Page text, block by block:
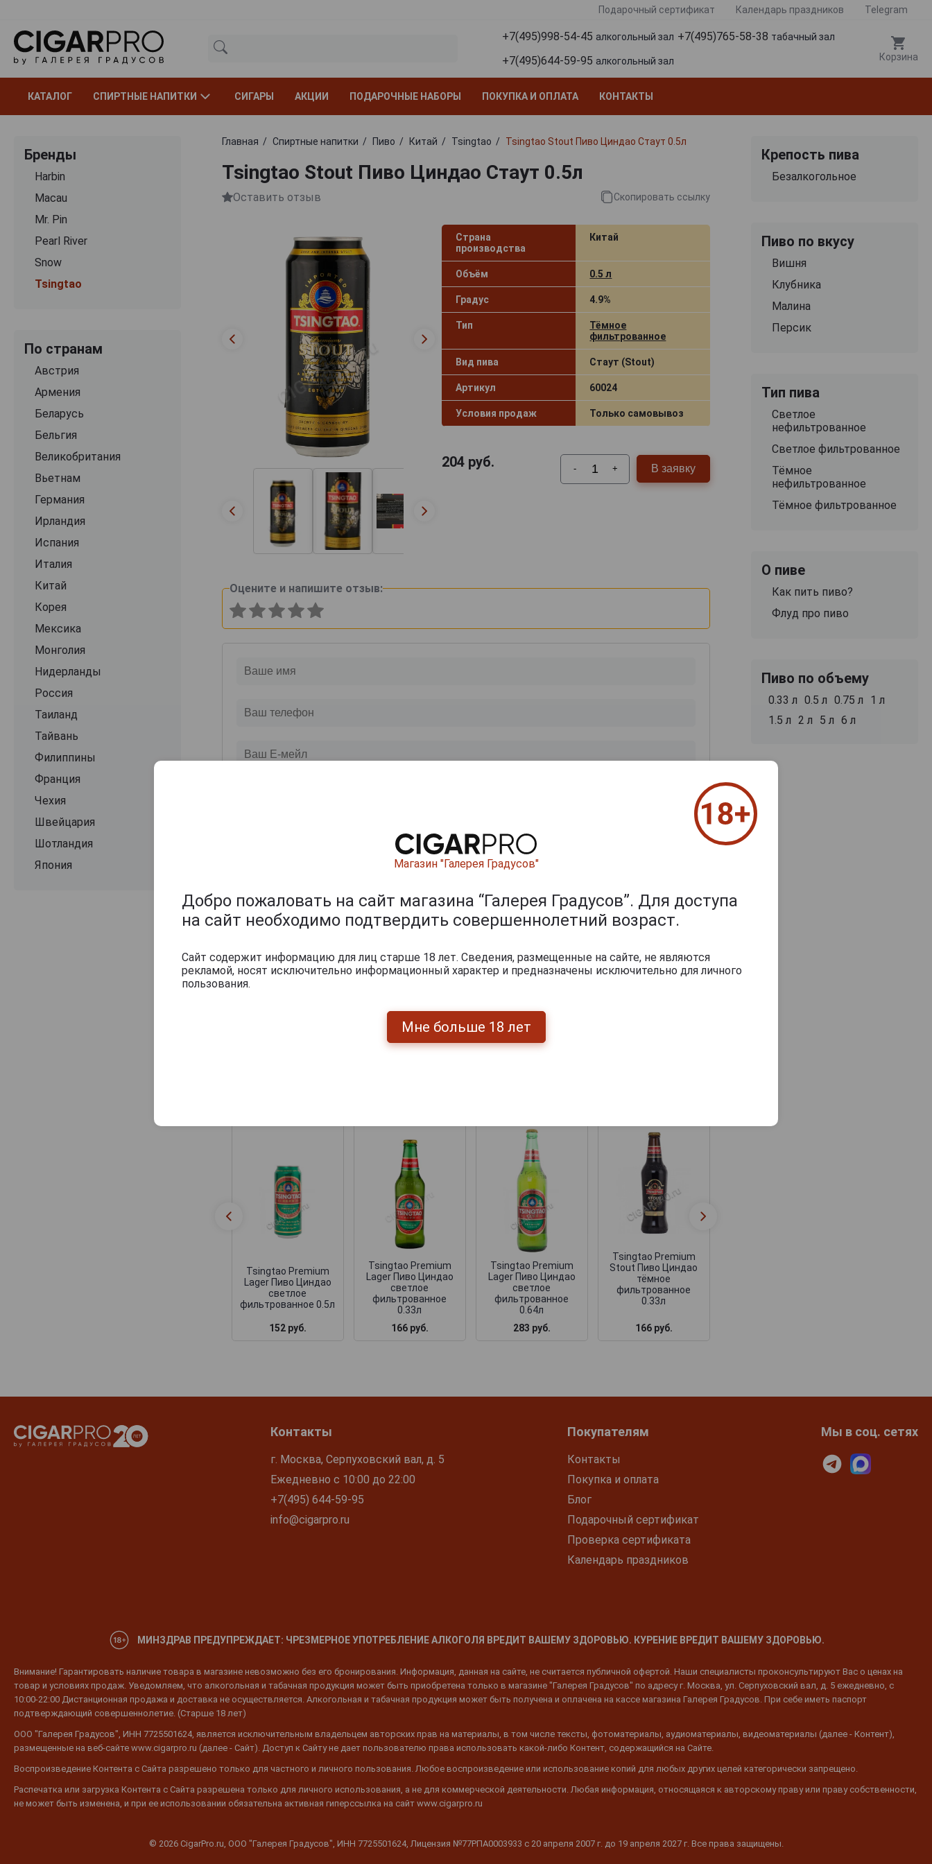
Подарочный сертификат Календарь праздников Telegram
+7(495)998-54-45 алкогольный зал +7(495)765-58-38 табачный зал
+7(495)644-59-95 алкогольный зал Корзина
КАТАЛОГ СПИРТНЫЕ НАПИТКИ СИГАРЫ АКЦИИ ПОДАРОЧНЫЕ НАБОРЫ ПОКУПКА И ОПЛАТА КОНТАКТЫ
Бренды
Harbin
Macau
Mr. Pin
Pearl River
Snow
Tsingtao
По странам
Австрия
Армения
Беларусь
Бельгия
Великобритания
Вьетнам
Германия
Ирландия
Испания
Италия
Китай
Корея
Мексика
Монголия
Нидерланды
Россия
Таиланд
Тайвань
Филиппины
Франция
Чехия
Швейцария
Шотландия
Япония
Главная Спиртные напитки Пиво Китай Tsingtao Tsingtao Stout Пиво Циндао Стаут 0.5л
Tsingtao Stout Пиво Циндао Стаут 0.5л
Оставить отзыв Скопировать ссылку
Страна
производства
Китай
Объём 0.5 л
Градус 4.9%
Тип
Тёмное
фильтрованное
Вид пива Стаут (Stout)
Артикул 60024
Условия продаж Только самовывоз
204руб. - + В заявку
Оцените и напишите отзыв:
Перейти
Tsingtao Premium
Lager Пиво Циндао
светлое
фильтрованное 0.5л
152 руб.
Tsingtao Premium
Lager Пиво Циндао
светлое
фильтрованное
0.33л
166 руб.
Tsingtao Premium
Lager Пиво Циндао
светлое
фильтрованное
0.64л
283 руб.
Tsingtao Premium
Stout Пиво Циндао
тёмное
фильтрованное
0.33л
166 руб.
Крепость пива
Безалкогольное
Пиво по вкусу
Вишня
Клубника
Малина
Персик
Тип пива
Светлое
нефильтрованное
Светлое фильтрованное
Тёмное
нефильтрованное
Тёмное фильтрованное
О пиве
Как пить пиво?
Флуд про пиво
Пиво по объему
0.33 л 0.5 л 0.75 л
1 л
1.5 л
2 л 5 л 6 л
Контакты
г. Москва, Серпуховский вал, д. 5
Ежедневно с 10:00 до 22:00
+7(495) 644-59-95
info@cigarpro.ru
Покупателям
Контакты
Покупка и оплата
Блог
Подарочный сертификат
Проверка сертификата
Календарь праздников
Мы в соц. сетях
МИНЗДРАВ ПРЕДУПРЕЖДАЕТ: ЧРЕЗМЕРНОЕ УПОТРЕБЛЕНИЕ АЛКОГОЛЯ ВРЕДИТ ВАШЕМУ ЗДОРОВЬЮ. КУРЕНИЕ ВРЕДИТ ВАШЕМУ ЗДОРОВЬЮ.
Внимание! Гарантировать наличие товара в магазине невозможно без его бронирования. Информация, данная на сайте, не считается публичной офертой. Наши специалисты проконсультируют Вас о ценах на
товар и условиях продаж. Уведомляем, что алкогольная и табачная продукция может быть приобретена только в магазине "Галерея Градусов" по адресу г. Москва, ул. Серпуховский вал, д. 5 ежедневно, с
10:00-22:00 Дистанционная продажа и доставка не осуществляется. Алкогольная и табачная продукция может быть получена и оплачена на кассе магазина Галерея Градусов. При себе иметь паспорт
подтверждающий совершеннолетие. (Старше 18 лет)
ООО "Галерея Градусов", ИНН 7725501624, является исключительным владельцем авторских прав на материалы, в том числе тексты, фотоматериалы, аудиоматериалы, видеоматериалы (далее - Контент),
размещенные на веб-сайте www.cigarpro.ru (далее - Сайт). Доступ к Сайту не дает пользователю права использовать какой-либо Контент, содержащийся на Сайте.
Воспроизведение Контента с Сайта разрешено только для частного и личного пользования. Любое воспроизведение или использование копий для любых других целей категорически запрещено.
Распечатка или загрузка Контента с Сайта разрешена только для личного использования, а не для коммерческой деятельности. Любая информация, относящаяся к авторскому праву или праву собственности,
не может быть изменена, и при ее использовании обязательна активная гиперссылка на сайт www.cigarpro.ru
© 2026 CigarPro.ru, ООО "Галерея Градусов", ИНН 7725501624, Лицензия №77РПА0003933 c 20 апреля 2007 г. до 19 апреля 2027 г. Все права защищены.
Магазин "Галерея Градусов"
Добро пожаловать на сайт магазина “Галерея Градусов”. Для доступа
на сайт необходимо подтвердить совершеннолетний возраст.
Сайт содержит информацию для лиц старше 18 лет. Сведения, размещенные на сайте, не являются
рекламой, носят исключительно информационный характер и предназначены исключительно для личного
пользования.
Мне больше 18 лет